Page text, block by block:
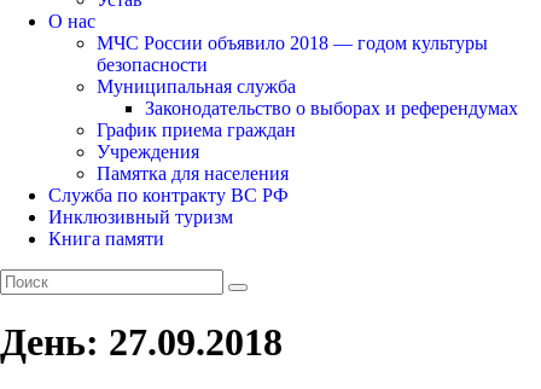
О нас
МЧС России объявило 2018 — годом культуры
безопасности
Муниципальная служба
Законодательство о выборах и референдумах
График приема граждан
Учреждения
Памятка для населения
Служба по контракту ВС РФ
Инклюзивный туризм
Книга памяти
День: 27.09.2018